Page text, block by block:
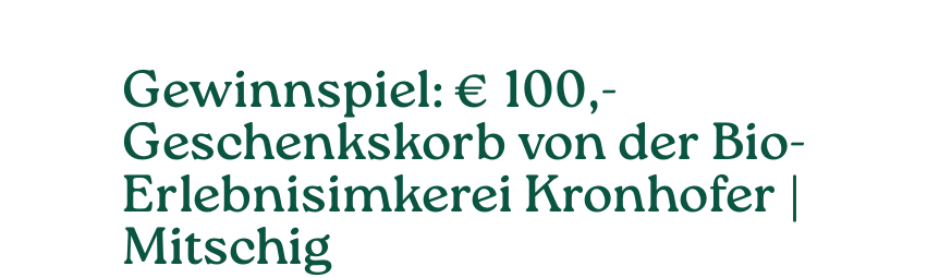
Gewinnspiel: € 100,-
Geschenkskorb von der Bio-
Erlebnisimkerei Kronhofer |
Mitschig